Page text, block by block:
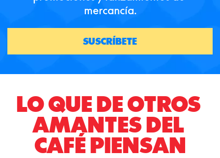
mercancía.
SUSCRÍBETE
LO QUE DE OTROS
AMANTES DEL
CAFÉ PIENSAN